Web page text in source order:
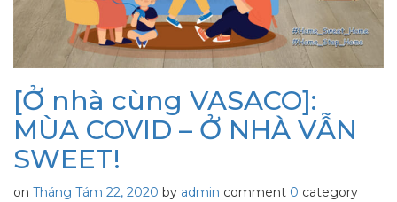
[Ở nhà cùng VASACO]:
MÙA COVID – Ở NHÀ VẪN
SWEET!
on Tháng Tám 22, 2020 by admin comment 0 category